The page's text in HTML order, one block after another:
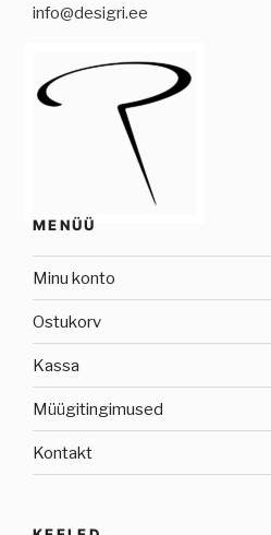
info@desigri.ee
MENÜÜ
Minu konto
Ostukorv
Kassa
Müügitingimused
Kontakt